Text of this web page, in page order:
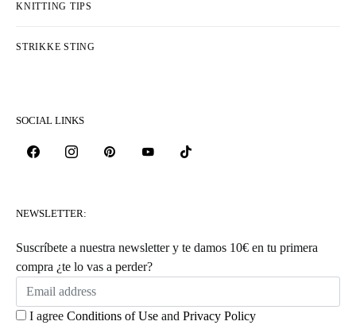
KNITTING TIPS
STRIKKE STING
SOCIAL LINKS
NEWSLETTER:
Suscríbete a nuestra newsletter y te damos 10€ en tu primera
compra ¿te lo vas a perder?
I agree Conditions of Use and Privacy Policy